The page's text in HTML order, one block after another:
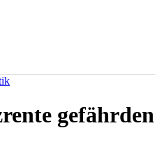
gefährden